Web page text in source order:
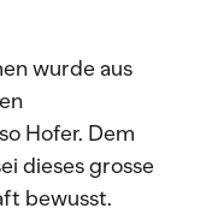
wurde aus
Hofer. Dem
dieses grosse
bewusst.